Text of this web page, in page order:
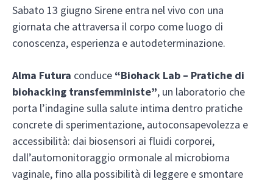
Sabato 13 giugno Sirene entra nel vivo con una
giornata che attraversa il corpo come luogo di
conoscenza, esperienza e autodeterminazione.
Alma Futura conduce “Biohack Lab – Pratiche di
biohacking transfemministe”, un laboratorio che
porta l’indagine sulla salute intima dentro pratiche
concrete di sperimentazione, autoconsapevolezza e
accessibilità: dai biosensori ai fluidi corporei,
dall’automonitoraggio ormonale al microbioma
vaginale, fino alla possibilità di leggere e smontare